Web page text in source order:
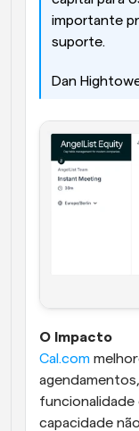
importante
suporte.
Dan
O Impacto
Cal.com
funcionalidade
capacidade